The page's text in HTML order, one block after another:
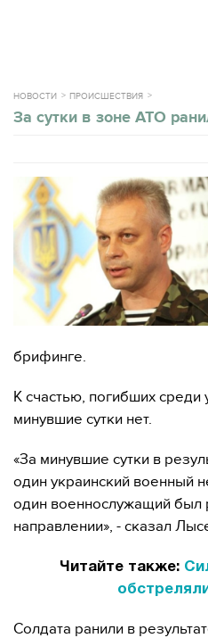
НОВОСТИ ПРОИСШЕСТВИЯ
За сутки в зоне АТО
брифинге.
К счастью, погибших среди
минувшие сутки нет.
«За минувшие сутки в
один украинский военный
один военнослужащий был
направлении», - сказал
Читайте также:
Солдата ранили в